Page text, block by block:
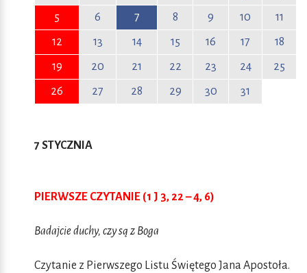
5
6 7 8 9 10
11
12
13 14 15 16 17
18
19
20 21 22 23 24
25
26
27 28 29 30 31
7 STYCZNIA
PIERWSZE CZYTANIE (1 J 3, 22 – 4, 6)
Badajcie duchy, czy są z Boga
Czytanie z Pierwszego Listu Świętego Jana Apostoła.